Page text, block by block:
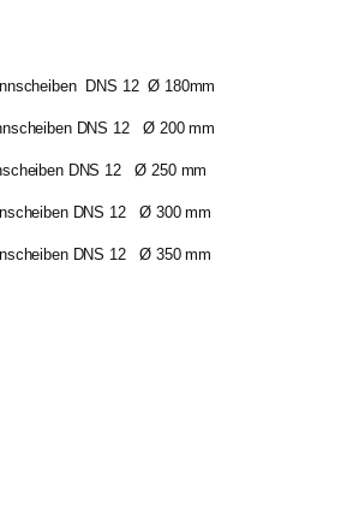
DNS 12Ø 180mm
DNS 12Ø 200 mm
DNS 12Ø 250 mm
DNS 12Ø 300 mm
DNS 12Ø 350 mm